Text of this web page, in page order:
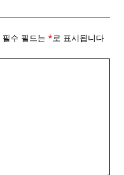
필수 필드는 *로 표시됩니다